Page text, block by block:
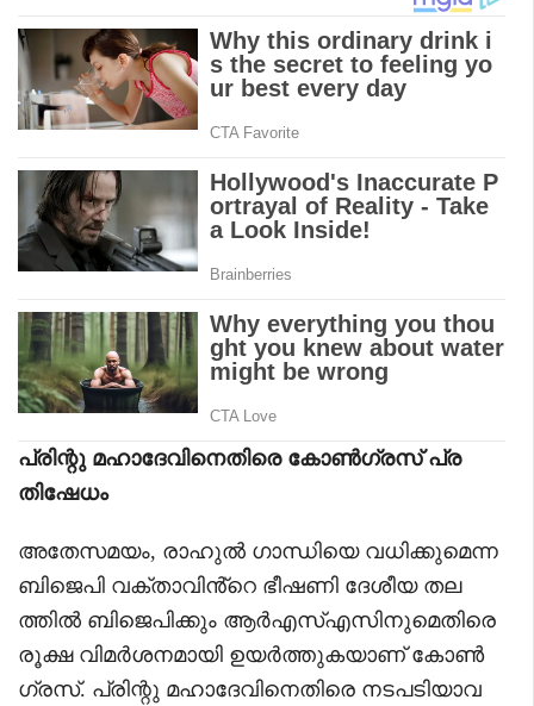
പ്രിന്റു മഹാദേവിനെതിരെ കോൺഗ്രസ് പ്ര
തിഷേധം
അതേസമയം, രാഹുൽ ഗാന്ധിയെ വധിക്കുമെന്ന
ബിജെപി വക്താവിൻ്റെ ഭീഷണി ദേശീയ തല
ത്തിൽ ബിജെപിക്കും ആർഎസ്എസിനുമെതിരെ
രൂക്ഷ വിമർശനമായി ഉയര്‍ത്തുകയാണ് കോൺ
ഗ്രസ്. പ്രിന്റു മഹാദേവിനെതിരെ നടപടിയാവ